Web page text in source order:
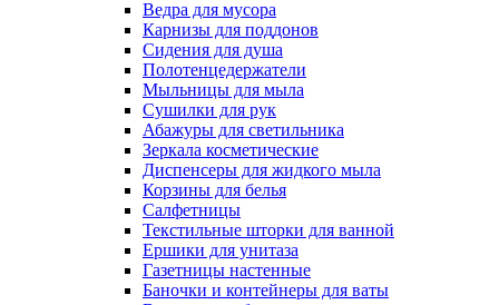
Ведра для мусора
Карнизы для поддонов
Сидения для душа
Полотенцедержатели
Мыльницы для мыла
Сушилки для рук
Абажуры для светильника
Зеркала косметические
Диспенсеры для жидкого мыла
Корзины для белья
Салфетницы
Текстильные шторки для ванной
Ершики для унитаза
Газетницы настенные
Баночки и контейнеры для ваты